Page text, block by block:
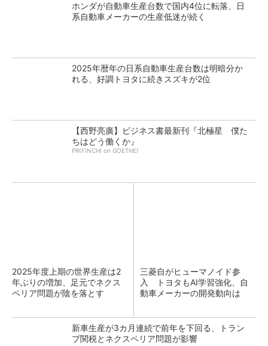
ホンダが自動車生産台数で国内4位に転落、日
系自動車メーカーの生産低迷が続く
2025年暦年の日系自動車生産台数は明暗分か
れる、好調トヨタに続きスズキが2位
【西野亮廣】ビジネス書最新刊『北極星 僕た
ちはどう働くか』
PR(FINCHI on GOETHE)
2025年度上期の世界生産は2
年ぶりの増加、足元でネクス
ペリア問題が陰を落とす
三菱自がヒューマノイド参
入 トヨタもAI学習強化、自
動車メーカーの開発動向は
新車生産が3カ月連続で前年を下回る、トラン
プ関税とネクスペリア問題が影響